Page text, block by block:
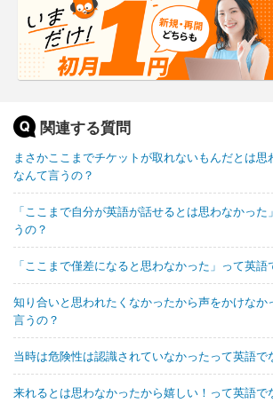
関連する質問
まさかここまでチケットが取れないもんだとは
なんて言うの？
「ここまで自分が英語が話せるとは思わなかっ
うの？
「ここまで僅差になると思わなかった」って英語
知り合いと思われたくなかったから声をかけなか
言うの？
当時は危険性は認識されていなかったって英語で
来れるとは思わなかったから嬉しい！って英語で